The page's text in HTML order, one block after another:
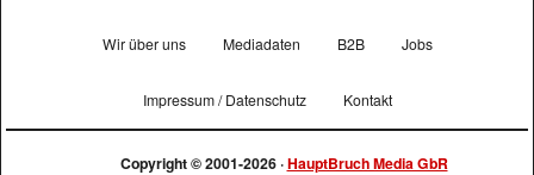
Wir über uns Mediadaten B2B Jobs
Impressum / Datenschutz Kontakt
Copyright © 2001-2026 ·HauptBruch Media GbR